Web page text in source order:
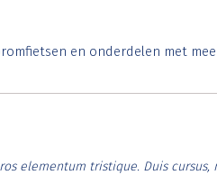
en onderdelen met
elementum tristique. Duis cursus,